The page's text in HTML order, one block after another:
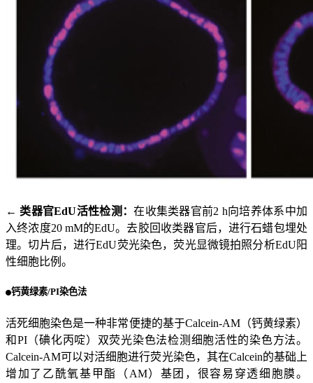
← 类器官EdU活性检测：在收集类器官前2 h向培养体系中加
入终浓度20 mM的EdU。去胶回收类器官后，进行石蜡包埋处
理。切片后，进行EdU荧光染色，荧光显微镜拍照分析EdU阳
性细胞比例。
钙黄绿素/PI染色法
活死细胞染色是一种非常便捷的基于Calcein-AM（钙黄绿素）
和PI（碘化丙啶）双荧光染色法检测细胞活性的染色方法。
Calcein-AM可以对活细胞进行荧光染色，其在Calcein的基础上
增加了乙酰氧基甲酯（AM）基团，很容易穿透细胞膜。